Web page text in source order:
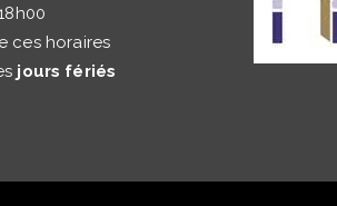
ces horaires
jours fériés